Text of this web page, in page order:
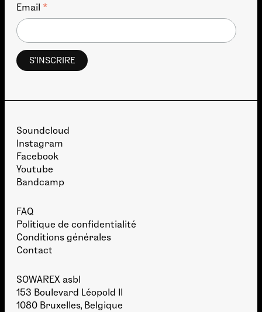
Email *
Soundcloud
Instagram
Facebook
Youtube
Bandcamp
FAQ
Politique de confidentialité
Conditions générales
Contact
SOWAREX asbl
153 Boulevard Léopold II
1080 Bruxelles, Belgique